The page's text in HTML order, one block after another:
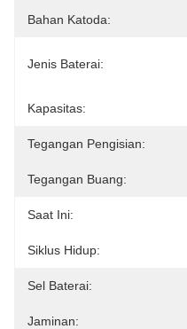
Bahan Katoda:
Jenis Baterai:
Kapasitas:
Tegangan Pengisian:
Tegangan Buang:
Saat Ini:
Siklus Hidup:
Sel Baterai:
Jaminan: